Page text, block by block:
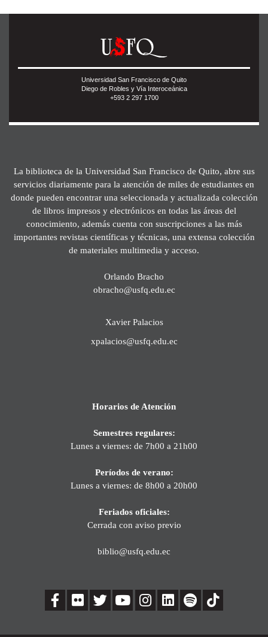
Universidad San Francisco de Quito
Diego de Robles y Vía Interoceánica
+593 2 297 1700
La biblioteca de la Universidad San Francisco de Quito, abre sus
servicios diariamente para la atención de miles de estudiantes en
donde pueden encontrar una seleccionada y actualizada colección
de libros impresos y electrónicos en todas las áreas del
conocimiento, además cuenta con suscripciones a las más
importantes revistas científicas y técnicas, una extensa colección
de materiales multimedia y acceso.
Orlando Bracho
obracho@usfq.edu.ec
Xavier Palacios
xpalacios@usfq.edu.ec
Horarios de Atención
Semestres regulares:
Lunes a viernes: de 7h00 a 21h00
Períodos de verano:
Lunes a viernes: de 8h00 a 20h00
Feriados oficiales:
Cerrada con aviso previo
biblio@usfq.edu.ec